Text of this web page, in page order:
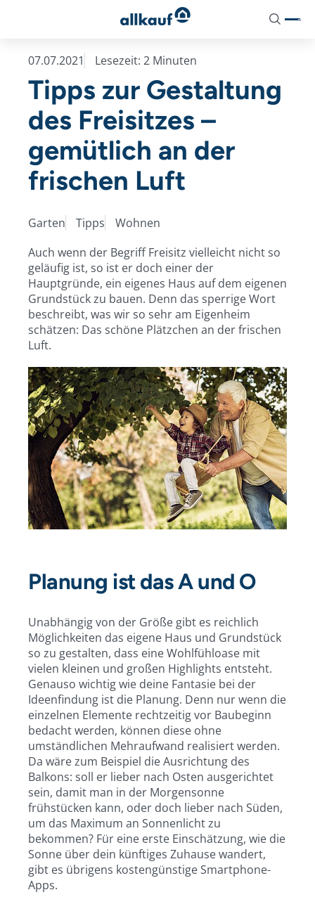
Aktionshäuser
Pure Home 1
Pure Home 2
Pure Home 3
Pure Home 4
Pure Home 5
Pure Home 6
Pure Home 7
Unser Ausbaukonzept
Hausausstattung
Dienstleistungspakete
Zusatzoptionen
Energietechnik
Aktuelles
Stelltermine
News
07.07.2021 Lesezeit: 2 Minuten
Tipps zur Gestaltung
des Freisitzes –
gemütlich an der
frischen Luft
Garten Tipps
Wohnen
Auch wenn der Begriff Freisitz vielleicht nicht so
geläufig ist, so ist er doch einer der
Hauptgründe, ein eigenes Haus auf dem eigenen
Grundstück zu bauen. Denn das sperrige Wort
beschreibt, was wir so sehr am Eigenheim
schätzen: Das schöne Plätzchen an der frischen
Luft.
Planung ist das A und O
Unabhängig von der Größe gibt es reichlich
Möglichkeiten das eigene Haus und Grundstück
so zu gestalten, dass eine Wohlfühloase mit
vielen kleinen und großen Highlights entsteht.
Genauso wichtig wie deine Fantasie bei der
Ideenfindung ist die Planung. Denn nur wenn die
einzelnen Elemente rechtzeitig vor Baubeginn
bedacht werden, können diese ohne
umständlichen Mehraufwand realisiert werden.
Da wäre zum Beispiel die Ausrichtung des
Balkons: soll er lieber nach Osten ausgerichtet
sein, damit man in der Morgensonne
frühstücken kann, oder doch lieber nach Süden,
um das Maximum an Sonnenlicht zu
bekommen? Für eine erste Einschätzung, wie die
Sonne über dein künftiges Zuhause wandert,
gibt es übrigens kostengünstige Smartphone-
Apps.